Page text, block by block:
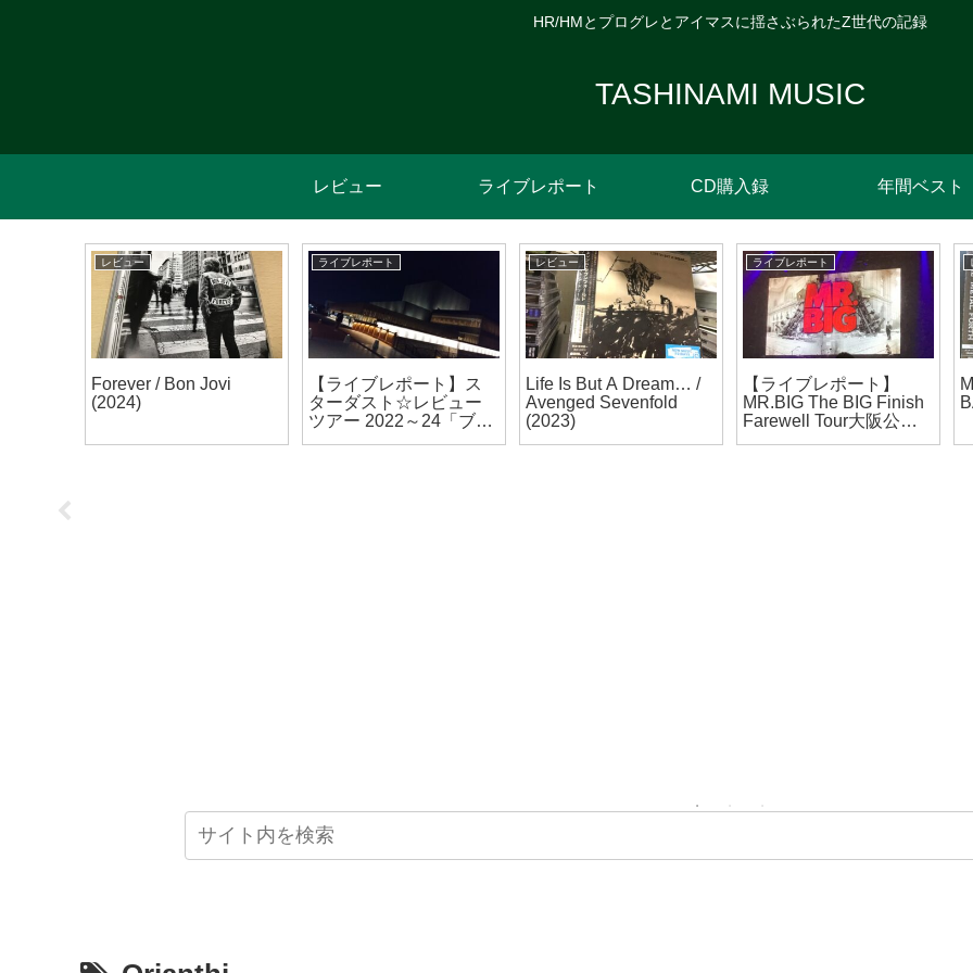
HR/HMとプログレとアイマスに揺さぶられたZ世代の記録
TASHINAMI MUSIC
レビュー ライブレポート CD購入録 年間ベスト
レビュー
Forever / Bon Jovi
(2024)
ライブレポート
【ライブレポート】ス
ターダスト☆レビュー
ツアー 2022～24「ブギ
レビュー
Life Is But A Dream… /
Avenged Sevenfold
(2023)
ライブレポート
【ライブレポート】
MR.BIG The BIG Finish
Farewell Tour大阪公演